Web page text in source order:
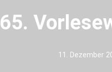
65.
11. Dezember